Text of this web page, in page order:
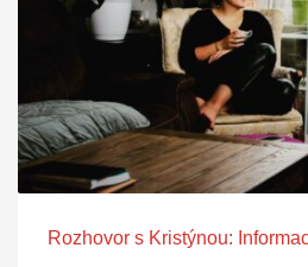
Rozhovor s Kristýnou: